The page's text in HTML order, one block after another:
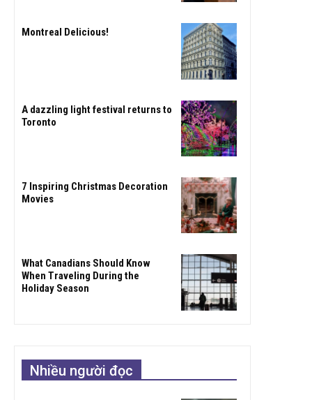
Montreal Delicious!
A dazzling light festival returns to
Toronto
7 Inspiring Christmas Decoration
Movies
What Canadians Should Know
When Traveling During the
Holiday Season
Nhiều người đọc